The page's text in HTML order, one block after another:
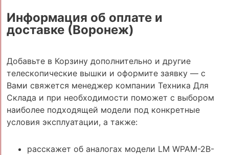
Информация об оплате и
доставке (Воронеж)
Добавьте в Корзину дополнительно и другие
телескопические вышки и оформите заявку — с
Вами свяжется менеджер компании Техника Для
Склада и при необходимости поможет с выбором
наиболее подходящей модели под конкретные
условия эксплуатации, а также:
расскажет об аналогах модели LM WPAM-2B-